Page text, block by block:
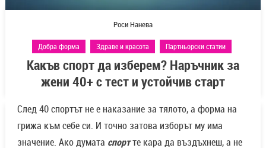
Роси Нанева
Добра форма Здраве и красота Партньорски статии
Какъв спорт да изберем? Наръчник за
жени 40+ с тест и устойчив старт
След 40 спортът не е наказание за тялото, а форма на
грижа към себе си. И точно затова изборът му има
значение. Ако думата спортте кара да въздъхнеш, а не